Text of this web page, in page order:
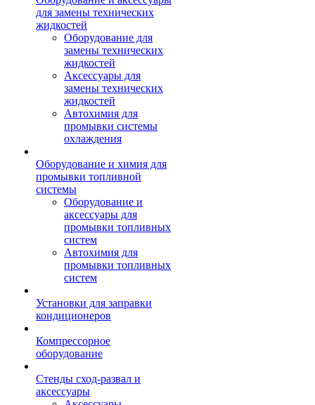
для замены технических
жидкостей
Оборудование для
замены технических
жидкостей
Аксессуары для
замены технических
жидкостей
Автохимия для
промывки системы
охлаждения
Оборудование и химия для
промывки топливной
системы
Оборудование и
аксессуары для
промывки топливных
систем
Автохимия для
промывки топливных
систем
Установки для заправки
кондиционеров
Компрессорное
оборудование
Стенды сход-развал и
аксессуары